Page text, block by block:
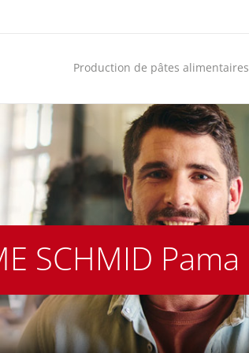
Production de pâtes alimentaires
SCHMID Pama